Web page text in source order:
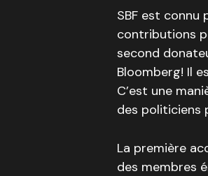
SBF est
contributions
second
Bloomberg! Il
C’est une
des politiciens
La première
des membres